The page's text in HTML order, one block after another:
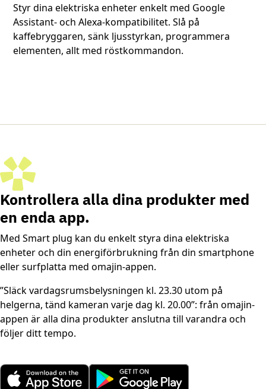
Styr dina elektriska enheter enkelt med Google
Assistant- och Alexa-kompatibilitet. Slå på
kaffebryggaren, sänk ljusstyrkan, programmera
elementen, allt med röstkommandon.
Kontrollera alla dina produkter med
en enda app.
Med Smart plug kan du enkelt styra dina elektriska
enheter och din energiförbrukning från din smartphone
eller surfplatta med omajin-appen.
”Släck vardagsrumsbelysningen kl. 23.30 utom på
helgerna, tänd kameran varje dag kl. 20.00”: från omajin-
appen är alla dina produkter anslutna till varandra och
följer ditt tempo.